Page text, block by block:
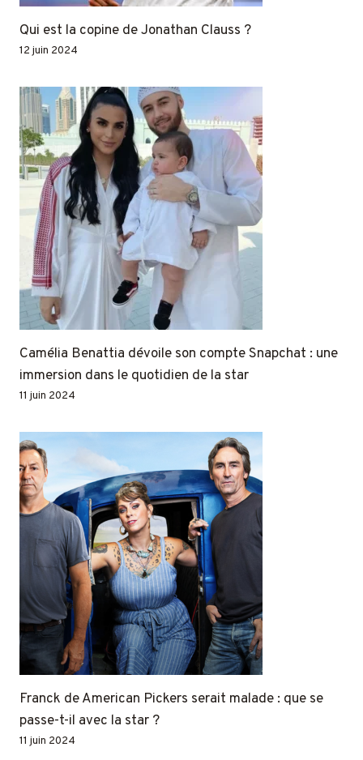
Qui est la copine de Jonathan Clauss ?
12 juin 2024
Camélia Benattia dévoile son compte Snapchat : une
immersion dans le quotidien de la star
11 juin 2024
Franck de American Pickers serait malade : que se
passe-t-il avec la star ?
11 juin 2024